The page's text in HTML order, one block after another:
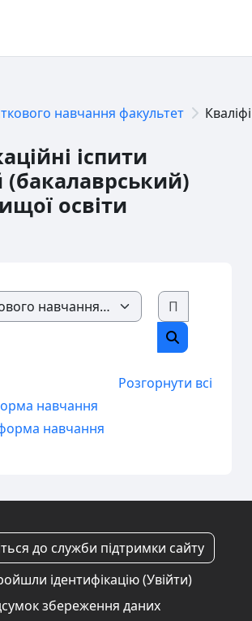
навчання факультет
іспити
освіти
блоки контенту
Пошук
Розгорнути всі
навчання
навчання
до служби підтримки сайту
ідентифікацію (Увійти)
збереження даних